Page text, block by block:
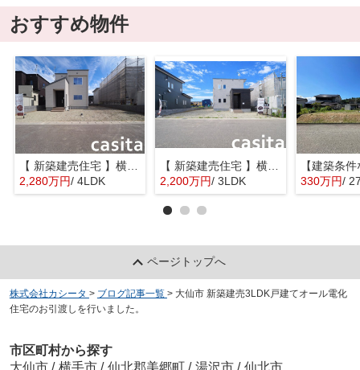
おすすめ物件
【 新築建売住宅 】横手市八幡字長者町No58 横手北小学校区のオール電化 4LDK
2,280万円/ 4LDK
【 新築建売住宅 】横手市八幡字長者町No50 横手北小学校区のオール電化 3LDK
2,200万円/ 3LDK 330万円/
ページトップへ
株式会社カシータ > ブログ記事一覧 > 大仙市 新築建売3LDK戸建てオール電化
住宅のお引渡しを行いました。
市区町村から探す
大仙市 / 横手市 / 仙北郡美郷町 / 湯沢市 / 仙北市